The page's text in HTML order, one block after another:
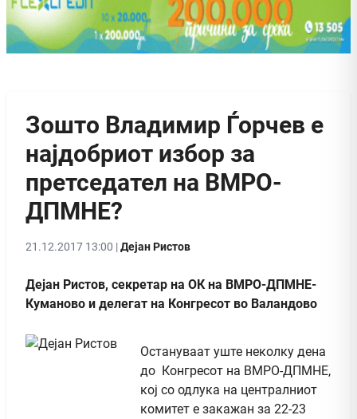
Зошто Владимир Ѓорчев е
најдобриот избор за
претседател на ВМРО-
ДПМНЕ?
21.12.2017 13:00 |Дејан Ристов
Дејан Ристов, секретар на ОК на ВМРО-ДПМНЕ-
Куманово и делегат на Конгресот во Валандово
Остануваат уште неколку дена
до Конгресот на ВМРО-ДПМНЕ,
кој со одлука на централниот
комитет е закажан за 22-23